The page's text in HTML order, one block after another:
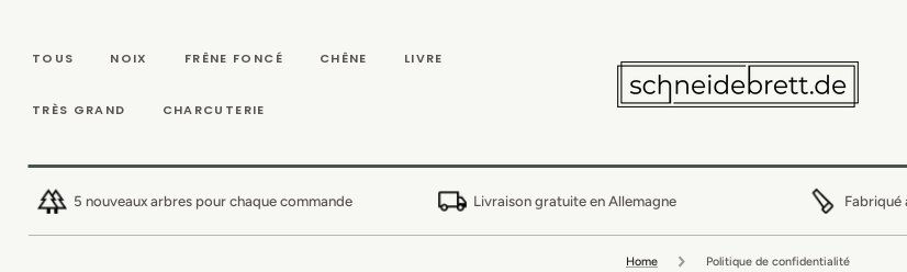
TOUS
NOIX FRÊNE FONCÉ CHÊNE LIVRE
TRÈS GRAND CHARCUTERIE
5 nouveaux arbres pour chaque commande Livraison gratuite en Allemagne Fabriqué
Home Politique de confidentialité